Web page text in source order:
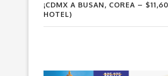
¡CDMX A BUSAN, COREA –
HOTEL)